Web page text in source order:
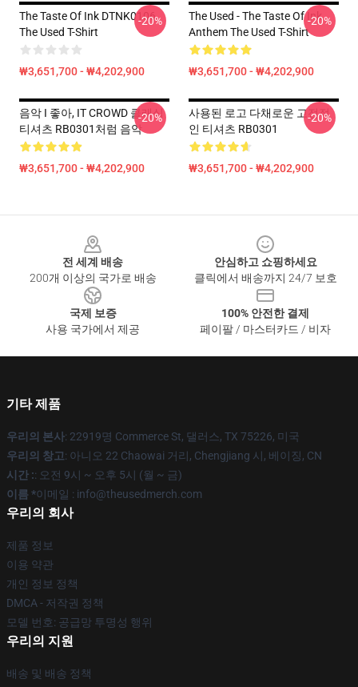
The Taste Of Ink DTNK0106
The Used T-Shirt
₩3,651,700 - ₩4,202,900
-20%
The Used - The Taste Of Ink
Anthem The Used T-Shirt
₩3,651,700 - ₩4,202,900
-20%
음악 I 좋아, IT CROWD 클래식
티셔츠 RB0301처럼 음악
₩3,651,700 - ₩4,202,900
-20%
사용된 로고 다채로운 고전적
인 티셔츠 RB0301
₩3,651,700 - ₩4,202,900
-20%
전 세계 배송
200개 이상의 국가로 배송
안심하고 쇼핑하세요
클릭에서 배송까지 24/7 보호
국제 보증
사용 국가에서 제공
100% 안전한 결제
페이팔 / 마스터카드 / 비자
기타 제품
우리의 본사: 22919명 Commerce St, 댈러스, TX 75226, 미국
우리의 창고: 아니오 22 Chaowai 거리, Chengjiang 시, 베이징, CN
시간 :: 오전 9시 ~ 오후 5시 (월 ~ 금)
이름 *이메일 : info@theusedmerch.com
우리의 회사
제품 정보
이용 약관
개인 정보 정책
DMCA - 저작권 정책
모델 번호: 공급망 투명성 행위
우리의 지원
배송 및 배송 정책